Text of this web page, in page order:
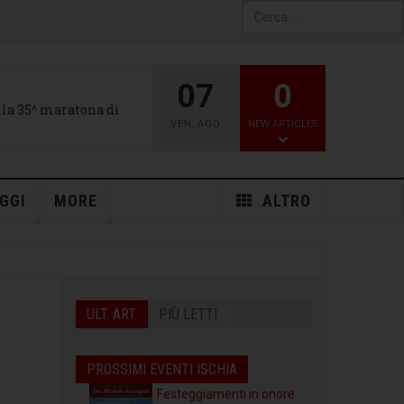
for results.
35^ maratona di
07
VEN , AGO
0
NEW ARTICLES
ALTRO
MORE
ULT. ART. PIÙ LETTI
PROSSIMI EVENTI ISCHIA
Festeggiamenti in onore